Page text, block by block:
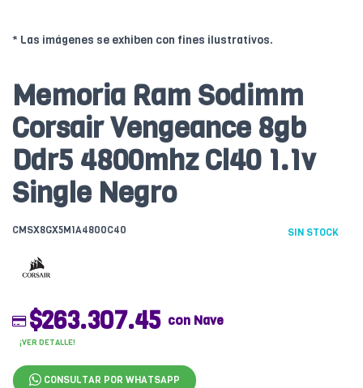
* Las imágenes se exhiben con fines ilustrativos.
Memoria Ram Sodimm
Corsair Vengeance 8gb
Ddr5 4800mhz Cl40 1.1v
Single Negro
CMSX8GX5M1A4800C40 SIN STOCK
$263.307.45 con Nave
¡VER DETALLE!
CONSULTAR POR WHATSAPP